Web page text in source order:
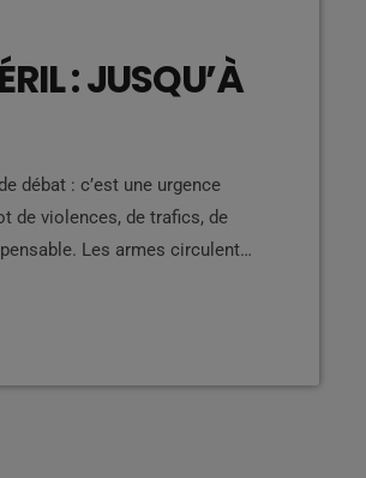
: JUSQU’À
débat : c’est une urgence
de violences, de trafics, de
Les armes circulent
vivent sous tension